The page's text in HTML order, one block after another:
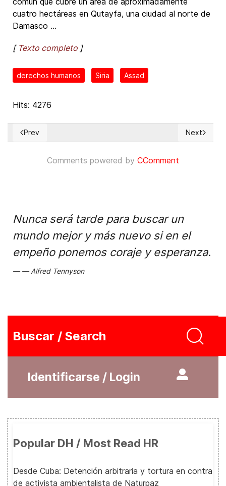
cuatro hectáreas en Qutayfa, una ciudad al norte de
Damasco ...
[ Texto completo ]
derechos humanos Siria Assad
Hits: 4276
Previous article: Agresiones a periodistas cubanos en
Prev Next
Next
Comments powered by CComment
Nunca será tarde para buscar un
mundo mejor y más nuevo si en el
empeño ponemos coraje y esperanza.
Alfred Tennyson
Buscar / Search
Identificarse / Login
Popular DH / Most Read HR
Desde Cuba: Detención arbitraria y tortura en contra
de activista ambientalista de Naturpaz